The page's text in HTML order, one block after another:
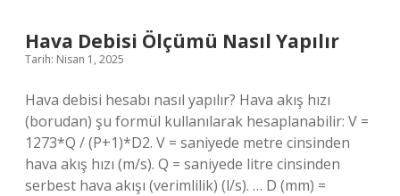
Hava Debisi Ölçümü Nasıl Yapılır
Tarih: Nisan 1, 2025
Hava debisi hesabı nasıl yapılır? Hava akış hızı
(borudan) şu formül kullanılarak hesaplanabilir: V =
1273*Q / (P+1)*D2. V = saniyede metre cinsinden
hava akış hızı (m/s). Q = saniyede litre cinsinden
serbest hava akışı (verimlilik) (l/s). … D (mm) =